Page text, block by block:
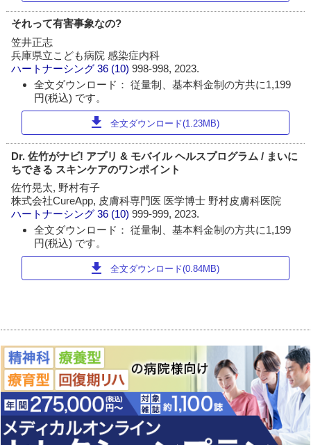
それって有害事象なの?
笠井正志
兵庫県立こども病院 感染症内科
ハートナーシング 36 (10)998-998, 2023.
全文ダウンロード： 従量制、基本料金制の方共に1,199
円(税込) です。
download 全文ダウンロード(1.23MB)
Dr. 佐竹がナビ! アプリ & モバイル ヘルスプログラム / まいに
ちできる スキンケアのワンポイント
佐竹晃太, 野村有子
株式会社CureApp, 皮膚科専門医 医学博士 野村皮膚科医院
ハートナーシング 36 (10)999-999, 2023.
全文ダウンロード： 従量制、基本料金制の方共に1,199
円(税込) です。
download 全文ダウンロード(0.84MB)